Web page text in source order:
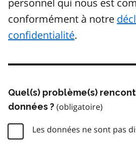
personnel qui nous est
conformément à notre
confidentialité.
Quel(s) problème(s)
données ?
Les données ne sont pas